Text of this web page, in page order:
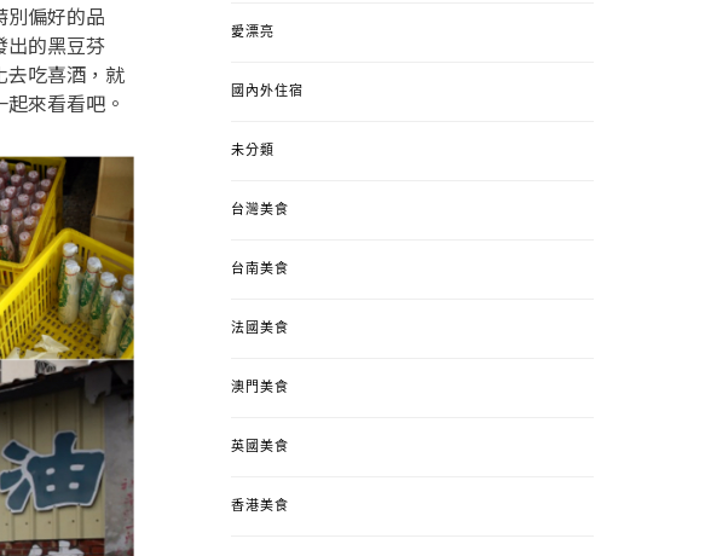
別偏好的品
出的黑豆芬
去吃喜酒，就
來看看吧。
愛漂亮
國內外住宿
未分類
台灣美食
台南美食
法國美食
澳門美食
英國美食
香港美食